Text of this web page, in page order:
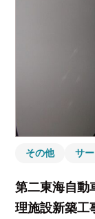
その他 サ
第二東海自
理施設新築工